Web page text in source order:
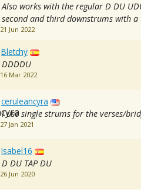
Also works with the regular D DU
second and third downstrums with a
21 Jun 2022
Bletchy
DDDDU
16 Mar 2022
ceruleancyra
I use single strums for the verses/
27 Jan 2021
Isabel16
D DU TAP DU
26 Jun 2020